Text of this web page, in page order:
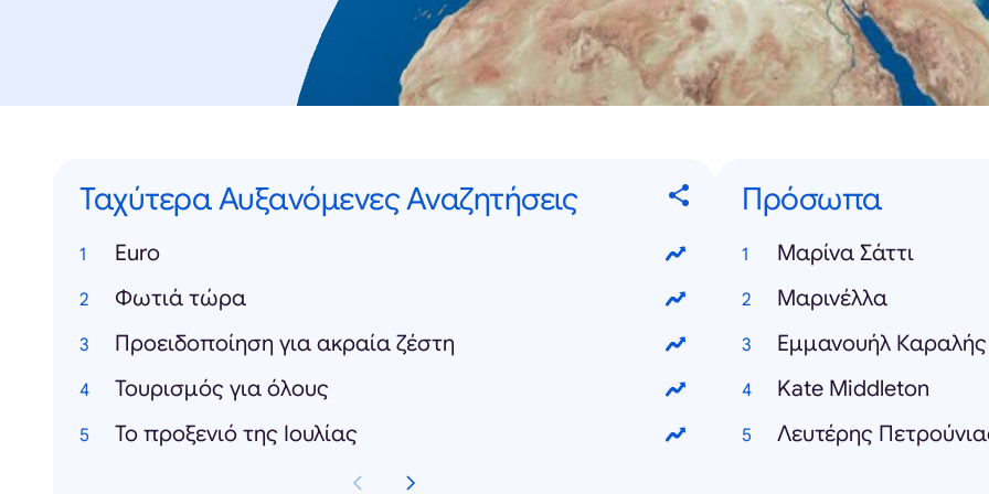
Ταχύτερα Αυξανόμενες Αναζητήσεις
Euro
Φωτιά τώρα
Προειδοποίηση για ακραία ζέστη
Τουρισμός για όλους
Το προξενιό της Ιουλίας
Πρόσωπα
Μαρίνα Σάττι
Μαρινέλλα
Εμμανουήλ Καραλής
Kate Middleton
Λευτέρης